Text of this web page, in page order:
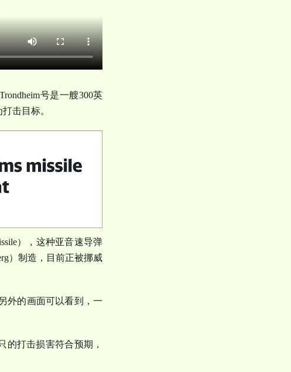
号是一艘300英
击目标。
），这种亚音速导弹
）制造，目前正被挪威
外的画面可以看到，一
的打击损害符合预期，